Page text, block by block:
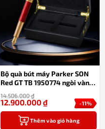
Bộ quà bút máy Parker SON
Red GT TB 1950774 ngòi vàng
14.506.000₫
-11%
12.900.000₫
Thêm vào giỏ hàng